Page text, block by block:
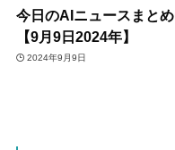
今日のAIニュースまとめ
【9月9日2024年】
2024年9月9日